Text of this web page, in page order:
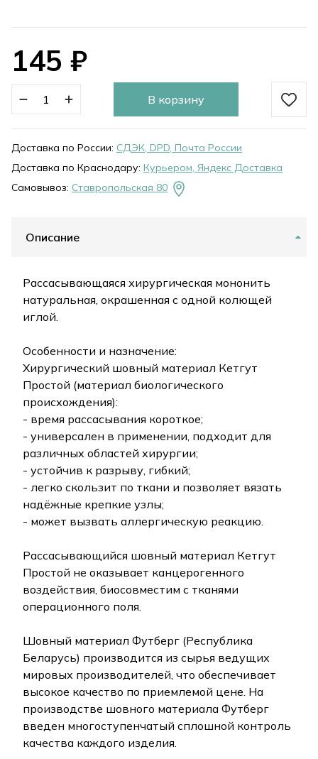
145 ₽
В корзину
Доставка по России: СДЭК, DPD, Почта России
Доставка по Краснодару: Курьером, Яндекс Доставка
Самовывоз: Ставропольская 80
Описание
Рассасывающаяся хирургическая мононить
натуральная, окрашенная с одной колющей
иглой.
Особенности и назначение:
Хирургический шовный материал Кетгут
Простой (материал биологического
происхождения):
- время рассасывания короткое;
- универсален в применении, подходит для
различных областей хирургии;
- устойчив к разрыву, гибкий;
- легко скользит по ткани и позволяет вязать
надёжные крепкие узлы;
- может вызвать аллергическую реакцию.
Рассасывающийся шовный материал Кетгут
Простой не оказывает канцерогенного
воздействия, биосовместим с тканями
операционного поля.
Шовный материал Футберг (Республика
Беларусь) производится из сырья ведущих
мировых производителей, что обеспечивает
высокое качество по приемлемой цене. На
производстве шовного материала Футберг
введен многоступенчатый сплошной контроль
качества каждого изделия.